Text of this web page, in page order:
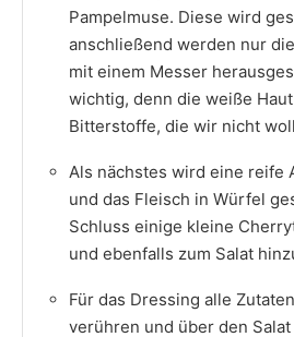
Pampelmuse. Diese wird
anschließend werden nur
mit einem Messer
wichtig, denn die weiße
Bitterstoffe, die wir nicht
Als nächstes wird eine reife
und das Fleisch in Würfel
Schluss einige kleine
und ebenfalls zum Salat
Für das Dressing alle
verühren und über den